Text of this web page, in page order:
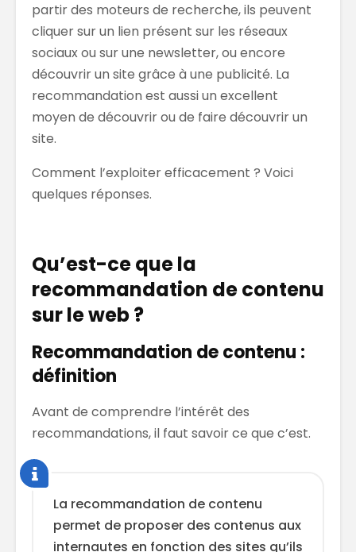
partir des moteurs de recherche, ils peuvent
cliquer sur un lien présent sur les réseaux
sociaux ou sur une newsletter, ou encore
découvrir un site grâce à une publicité. La
recommandation est aussi un excellent
moyen de découvrir ou de faire découvrir un
site.
Comment l’exploiter efficacement ? Voici
quelques réponses.
Qu’est-ce que la
recommandation de contenu
sur le web ?
Recommandation de contenu :
définition
Avant de comprendre l’intérêt des
recommandations, il faut savoir ce que c’est.
La recommandation de contenu
permet de proposer des contenus aux
internautes en fonction des sites qu’ils